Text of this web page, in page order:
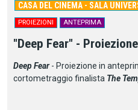
CASA DEL CINEMA - SALA
PROIEZIONI ANTEPRIMA
"Deep Fear" -
Deep Fear- Proiezione in
cortometraggio finalista The